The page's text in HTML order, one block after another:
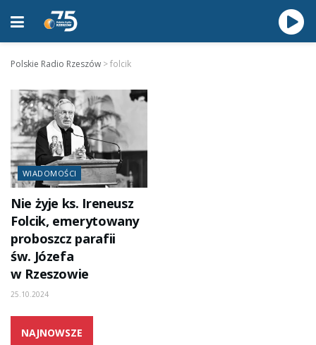
Polskie Radio Rzeszów >folcik
WIADOMOŚCI
Nie żyje ks. Ireneusz
Folcik, emerytowany
proboszcz parafii
św. Józefa
w Rzeszowie
25.10.2024
NAJNOWSZE